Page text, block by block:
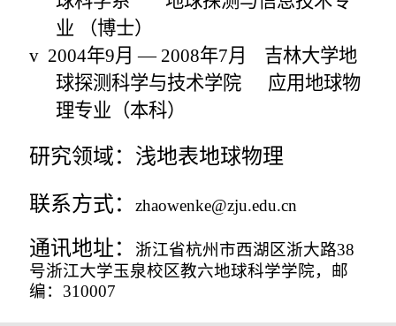
业 （博士）
v2004年9月— 2008年7月
吉林大学地
球探测科学与技术学院
应用地球物
理专业（本科）
研究领域：浅地表地球物理
联系方式： zhaowenke@zju.edu.cn
通讯地址： 浙江省杭州市西湖区浙大路38
号浙江大学玉泉校区教六地球科学学院，邮
编： 310007